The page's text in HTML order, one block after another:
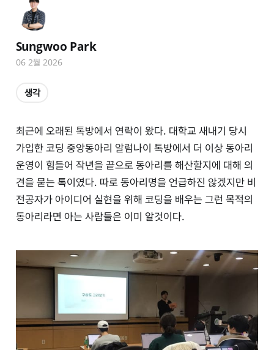
최근에 오래된 톡방에서 연락이 왔다. 대학교 새내기 당시
가입한 코딩 중앙동아리 알럼나이 톡방에서 더 이상 동아리
운영이 힘들어 작년을 끝으로 동아리를 해산할지에 대해 의
견을 묻는 톡이였다. 따로 동아리명을 언급하진 않겠지만 비
전공자가 아이디어 실현을 위해 코딩을 배우는 그런 목적의
동아리라면 아는 사람들은 이미 알것이다.
Sungwoo Park
06 2월 2026
생각